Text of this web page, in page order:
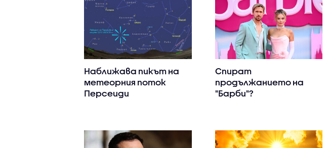
Наближава пикът на
метеорния поток
Персеиди
Спират
продължанието на
"Барби"?